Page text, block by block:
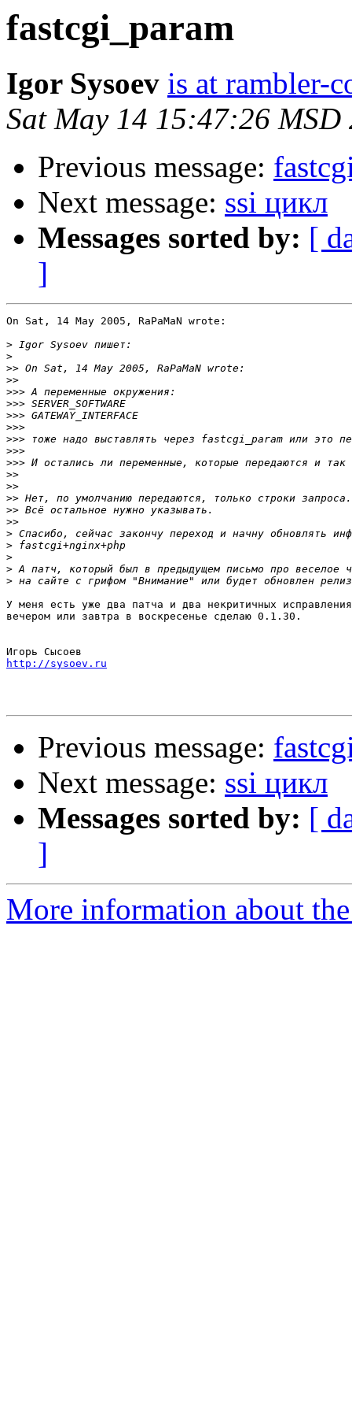
fastcgi_param
Igor Sysoev is at rambler-
Sat May 14 15:47:26 MSD
Previous message:
Next message: ssi цикл
Messages sorted by: [
]
On Sat, 14 May 2005, RaPaMaN wrote:
>
>
>>
>>
>>>
>>>
>>>
>>>
>>>
>>>
>>>
>>
>>
>>
>>
>>
>
>
>
>
>
У меня есть уже два патча и два некритичных
вечером или завтра в воскресенье сделаю 0.1.30.
http://sysoev.ru
Previous message:
Next message: ssi цикл
Messages sorted by: [
]
More information about